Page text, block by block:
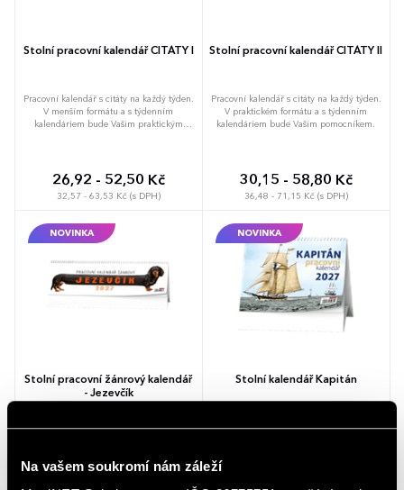
Na vašem soukromí nám záleží
Stolní pracovní kalendář CITÁTY I
Pracovní kalendář s citáty na každý týden.
V menším formátu a s týdenním
kalendáriem bude Vašim praktickým
26,92 - 52,50 Kč
32,57 - 63,53 Kč (s DPH)
Stolní pracovní kalendář CITÁTY II
Pracovní kalendář s citáty na každý týden.
V praktickém formátu a s týdenním
kalendáriem bude Vašim pomocníkem.
30,15 - 58,80 Kč
36,48 - 71,15 Kč (s DPH)
NOVINKA
Stolní pracovní žánrový kalendář
- Jezevčík
Pracovní kalendář s týdenním
NOVINKA
Stolní kalendář Kapitán
Pracovní kalendář v praktickém formátu a